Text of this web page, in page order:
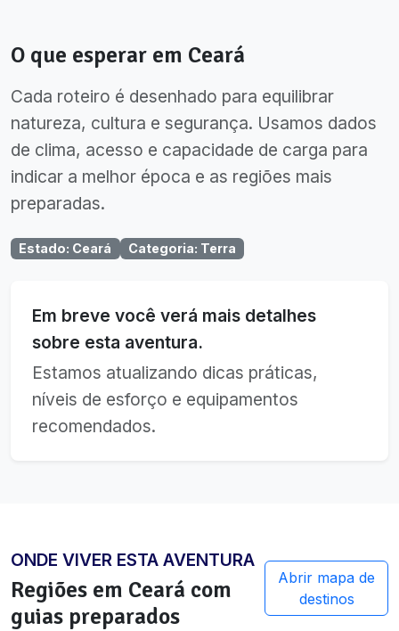
O que esperar em Ceará
Cada roteiro é desenhado para equilibrar
natureza, cultura e segurança. Usamos dados
de clima, acesso e capacidade de carga para
indicar a melhor época e as regiões mais
preparadas.
Estado: Ceará Categoria: Terra
Em breve você verá mais detalhes
sobre esta aventura.
Estamos atualizando dicas práticas,
níveis de esforço e equipamentos
recomendados.
ONDE VIVER ESTA AVENTURA
Regiões em Ceará com
guias preparados
Abrir mapa de
destinos